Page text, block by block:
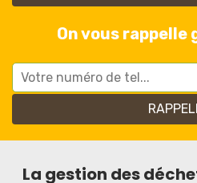
On vous
La gestion des